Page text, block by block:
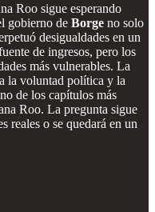
Roo sigue esperando
gobierno de Borge no solo
desigualdades en un
de ingresos, pero los
más vulnerables. La
la voluntad política y la
de los capítulos más
Roo. La pregunta sigue
reales o se quedará en un